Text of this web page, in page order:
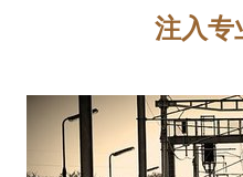
注入专